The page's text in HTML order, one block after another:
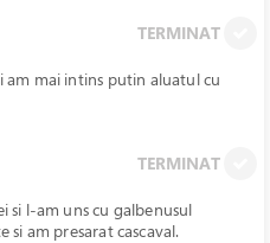
TERMINAT
am mai intins putin aluatul cu
TERMINAT
si l-am uns cu galbenusul
si am presarat cascaval.